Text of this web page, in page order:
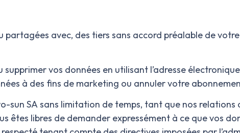
partagées avec, des tiers sans accord préalable de
vos données en utilisant l’adresse électronique
à des fins de marketing ou annuler votre
sun SAsans limitation de temps, tant que nos
êtes libres de demander expressément à ce que vos